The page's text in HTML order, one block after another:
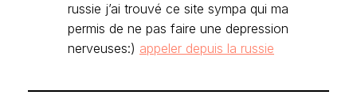
russie j’ai trouvé ce site sympa qui ma
permis de ne pas faire une depression
nerveuses:) appeler depuis la russie